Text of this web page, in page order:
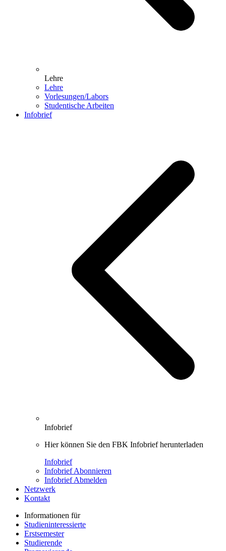
Lehre
Lehre
Vorlesungen/Labors
Studentische Arbeiten
Infobrief
Infobrief
Hier können Sie den FBK Infobrief herunterladen
Infobrief
Infobrief Abonnieren
Infobrief Abmelden
Netzwerk
Kontakt
Informationen für
Studieninteressierte
Erstsemester
Studierende